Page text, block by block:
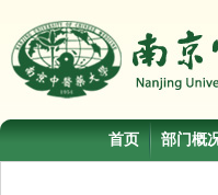
首页 部门概